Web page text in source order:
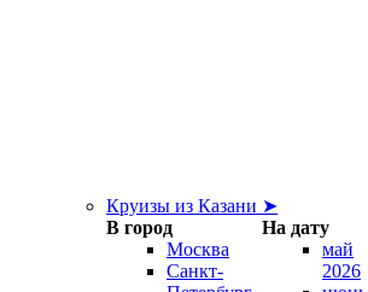
Круизы из Казани ➤
В город
На дату
Москва
Санкт-
май
2026